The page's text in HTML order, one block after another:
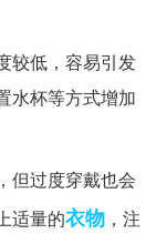
较低，容易引发
水杯等方式增加
但过度穿戴也会
适量的衣物 ，注